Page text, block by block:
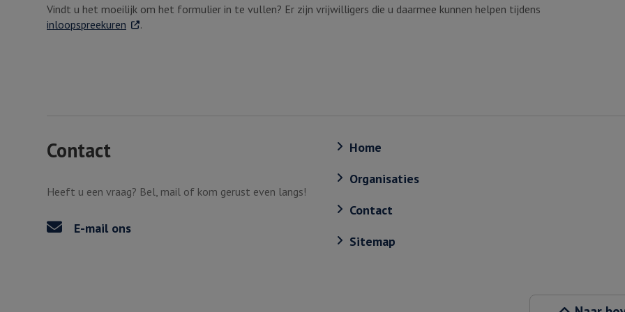
Vindt u het moeilijk om het formulier in te vullen? Er zijn vrijwilligers die u daarmee kunnen helpen tijdens
inloopspreekuren . Externe link
.
Contact
Heeft u een vraag? Bel, mail of kom gerust even langs!
E-mail ons
Home
Organisaties
Contact
Sitemap